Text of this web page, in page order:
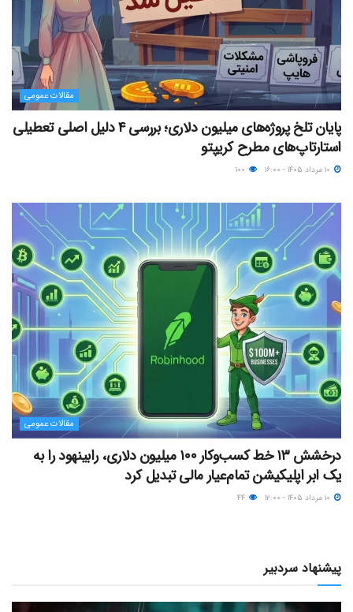
مقالات عمومی
پایان تلخ پروژه‌های میلیون دلاری؛ بررسی ۴ دلیل اصلی تعطیلی
استارتاپ‌های مطرح کریپتو
مقالات عمومی
درخشش ۱۳ خط کسب‌وکار ۱۰۰ میلیون دلاری، رابینهود را به
یک ابر اپلیکیشن تمام‌عیار مالی تبدیل کرد
پیشنهاد سردبیر